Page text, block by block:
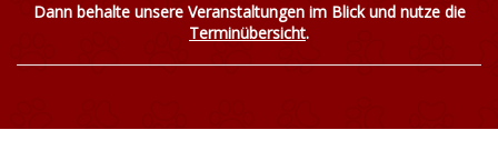
Dann behalte unsere Veranstaltungen im Blick und nutze die
Terminübersicht.